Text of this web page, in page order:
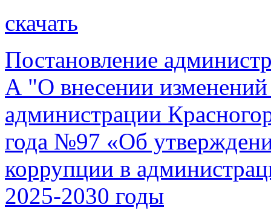
скачать
Постановление
А "О внесении изменений
администрации
года №97 «Об
коррупции в
2025-2030 годы